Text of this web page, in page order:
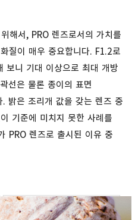
해서, PRO 렌즈로서의 가치를
질이 매우 중요합니다. F1.2로
보니 기대 이상으로 최대 개방
선은 물론 종이의 표면
밝은 조리개 값을 갖는 렌즈 중
기준에 미치지 못한 사례를
PRO 렌즈로 출시된 이유 중